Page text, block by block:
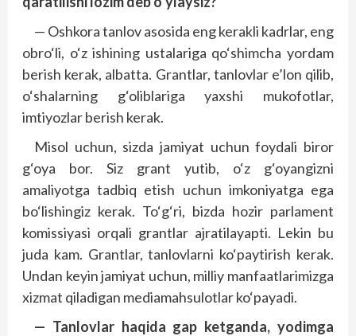
— Oshkora tanlov asosida eng kerakli kadrlar, eng
obro‘li, o‘z ishining ustalariga qo‘shimcha yordam
berish kerak, albatta. Grant­lar, tanlovlar e’lon qilib,
o‘shalarning g‘oliblariga yaxshi mukofotlar,
imtiyozlar berish kerak.
Misol uchun, sizda jamiyat uchun foydali biror
g‘oya bor. Siz grant yutib, o‘z g‘oyangizni
amaliyotga tadbiq etish uchun imkoniyatga ega
bo‘lishingiz kerak. To‘g‘ri, bizda hozir parlament
komissiyasi orqali grantlar ajratilayapti. Lekin bu
juda kam. Grantlar, tanlovlarni ko‘paytirish kerak.
Undan keyin jamiyat uchun, milliy manfaatlarimizga
xizmat qiladigan mediamahsulotlar ko‘payadi.
— Tanlovlar haqida gap ketganda, yodimga